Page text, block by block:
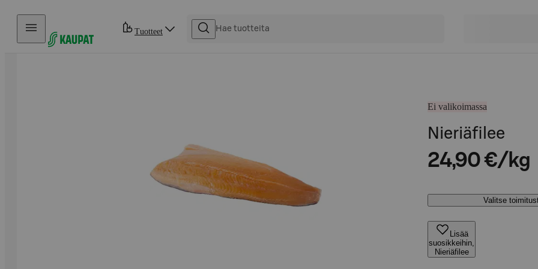
Hyppää sisältöön
Tuotteet
Ei valikoimassa
Nieriäfilee
24,90 €/kg
Valitse
Lisää
suosikkeihin,
Nieriäfilee